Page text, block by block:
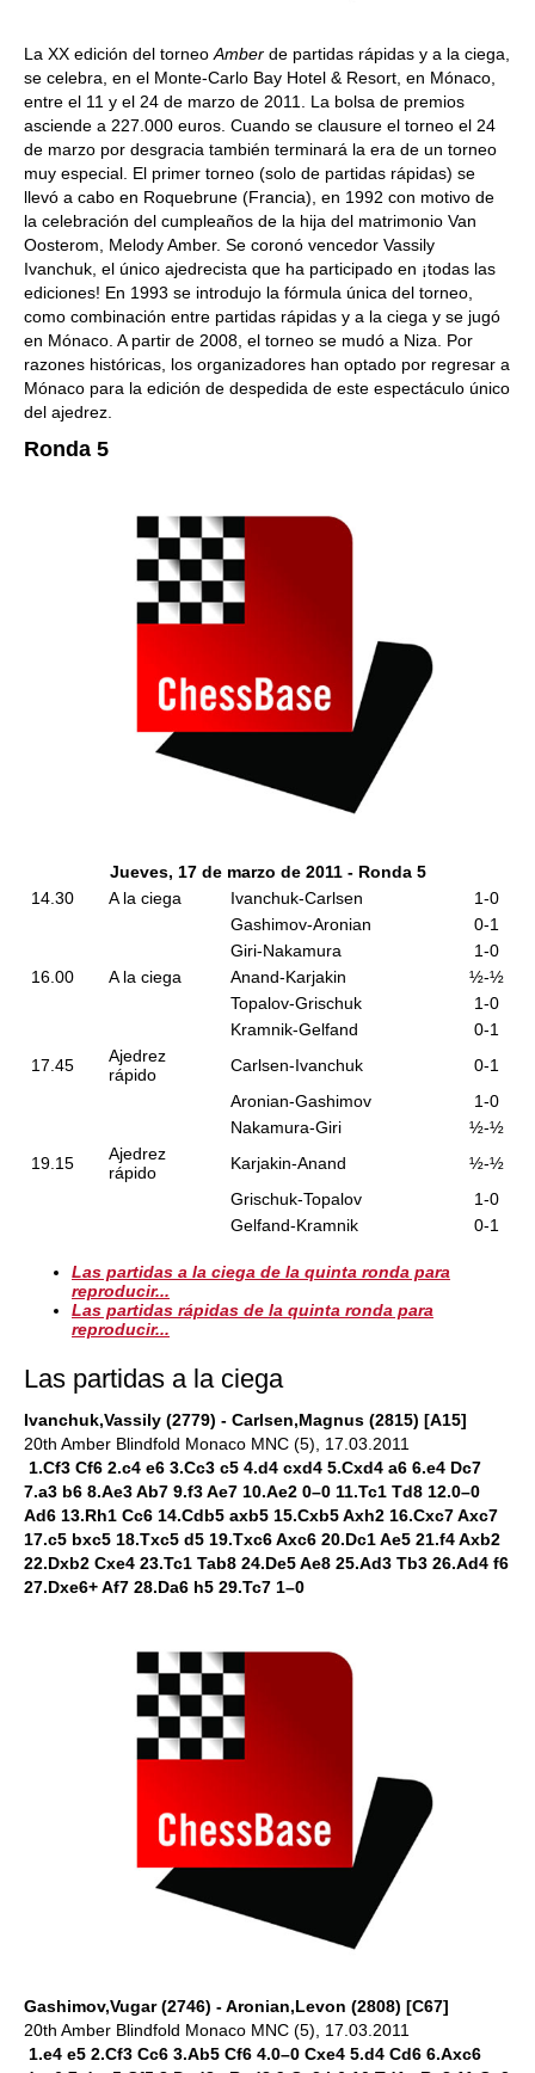
La XX edición del torneo Amber de partidas rápidas y a la ciega,
se celebra, en el Monte-Carlo Bay Hotel & Resort, en Mónaco,
entre el 11 y el 24 de marzo de 2011. La bolsa de premios
asciende a 227.000 euros. Cuando se clausure el torneo el 24
de marzo por desgracia también terminará la era de un torneo
muy especial. El primer torneo (solo de partidas rápidas) se
llevó a cabo en Roquebrune (Francia), en 1992 con motivo de
la celebración del cumpleaños de la hija del matrimonio Van
Oosterom, Melody Amber. Se coronó vencedor Vassily
Ivanchuk, el único ajedrecista que ha participado en ¡todas las
ediciones! En 1993 se introdujo la fórmula única del torneo,
como combinación entre partidas rápidas y a la ciega y se jugó
en Mónaco. A partir de 2008, el torneo se mudó a Niza. Por
razones históricas, los organizadores han optado por regresar a
Mónaco para la edición de despedida de este espectáculo único
del ajedrez.
Ronda 5
Jueves, 17 de marzo de 2011 - Ronda 5
14.30
A la ciega Ivanchuk-Carlsen
1-0
Gashimov-Aronian
0-1
Giri-Nakamura
1-0
16.00
A la ciega Anand-Karjakin
½-½
Topalov-Grischuk
1-0
Kramnik-Gelfand
0-1
17.45
Ajedrez
rápido
Carlsen-Ivanchuk
0-1
Aronian-Gashimov
1-0
Nakamura-Giri
½-½
19.15
Ajedrez
rápido
Karjakin-Anand
½-½
Grischuk-Topalov
1-0
Gelfand-Kramnik
0-1
Las partidas a la ciega de la quinta ronda para
reproducir...
Las partidas rápidas de la quinta ronda para
reproducir...
Las partidas a la ciega
Ivanchuk,Vassily (2779) - Carlsen,Magnus (2815) [A15]
20th Amber Blindfold Monaco MNC (5), 17.03.2011
1.Cf3 Cf6 2.c4 e6 3.Cc3 c5 4.d4 cxd4 5.Cxd4 a6 6.e4 Dc7
7.a3 b6 8.Ae3 Ab7 9.f3 Ae7 10.Ae2 0–0 11.Tc1 Td8 12.0–0
Ad6 13.Rh1 Cc6 14.Cdb5 axb5 15.Cxb5 Axh2 16.Cxc7 Axc7
17.c5 bxc5 18.Txc5 d5 19.Txc6 Axc6 20.Dc1 Ae5 21.f4 Axb2
22.Dxb2 Cxe4 23.Tc1 Tab8 24.De5 Ae8 25.Ad3 Tb3 26.Ad4 f6
27.Dxe6+ Af7 28.Da6 h5 29.Tc7 1–0
Gashimov,Vugar (2746) - Aronian,Levon (2808) [C67]
20th Amber Blindfold Monaco MNC (5), 17.03.2011
1.e4 e5 2.Cf3 Cc6 3.Ab5 Cf6 4.0–0 Cxe4 5.d4 Cd6 6.Axc6